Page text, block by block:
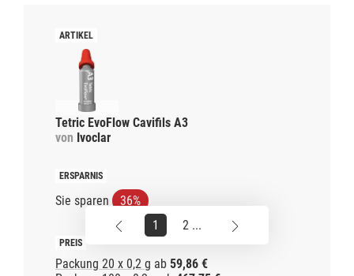
Tetric EvoFlow Cavifils A3
von Ivoclar
Sie sparen 36%
Packung 20 x 0,2 g ab 59,86 €
1 2 ...